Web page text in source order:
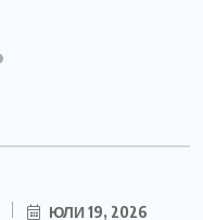
ЮЛИ 19, 2026